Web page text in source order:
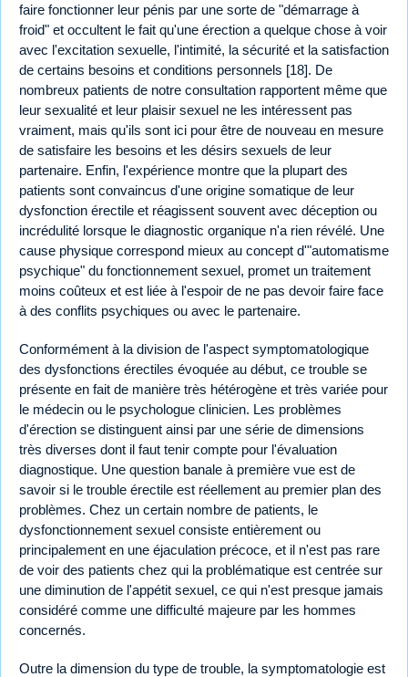
faire fonctionner leur pénis par une sorte de "démarrage à
froid" et occultent le fait qu'une érection a quelque chose à voir
avec l'excitation sexuelle, l'intimité, la sécurité et la satisfaction
de certains besoins et conditions personnels [18]. De
nombreux patients de notre consultation rapportent même que
leur sexualité et leur plaisir sexuel ne les intéressent pas
vraiment, mais qu'ils sont ici pour être de nouveau en mesure
de satisfaire les besoins et les désirs sexuels de leur
partenaire. Enfin, l'expérience montre que la plupart des
patients sont convaincus d'une origine somatique de leur
dysfonction érectile et réagissent souvent avec déception ou
incrédulité lorsque le diagnostic organique n'a rien révélé. Une
cause physique correspond mieux au concept d'"automatisme
psychique" du fonctionnement sexuel, promet un traitement
moins coûteux et est liée à l'espoir de ne pas devoir faire face
à des conflits psychiques ou avec le partenaire.
Conformément à la division de l'aspect symptomatologique
des dysfonctions érectiles évoquée au début, ce trouble se
présente en fait de manière très hétérogène et très variée pour
le médecin ou le psychologue clinicien. Les problèmes
d'érection se distinguent ainsi par une série de dimensions
très diverses dont il faut tenir compte pour l'évaluation
diagnostique. Une question banale à première vue est de
savoir si le trouble érectile est réellement au premier plan des
problèmes. Chez un certain nombre de patients, le
dysfonctionnement sexuel consiste entièrement ou
principalement en une éjaculation précoce, et il n'est pas rare
de voir des patients chez qui la problématique est centrée sur
une diminution de l'appétit sexuel, ce qui n'est presque jamais
considéré comme une difficulté majeure par les hommes
concernés.
Outre la dimension du type de trouble, la symptomatologie est